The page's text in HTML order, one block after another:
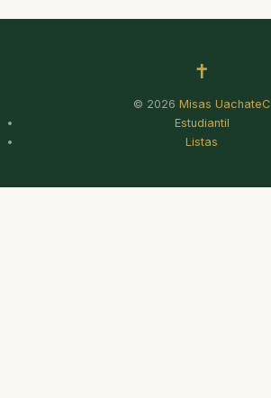
✝
© 2026 Misas UachateC
Estudiantil
Listas